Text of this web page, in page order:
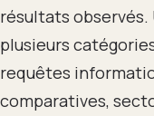
résultats observés.
plusieurs
requêtes
comparatives,